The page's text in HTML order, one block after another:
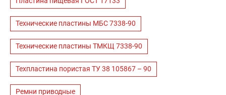
Технические пластины МБС 7338-90
Технические пластины ТМКЩ 7338-90
Техпластина пористая ТУ 38 105867 – 90
Ремни приводные